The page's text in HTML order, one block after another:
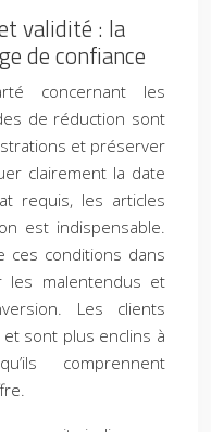
validité : la
de confiance
concernant les
de réduction sont
et préserver
clairement la date
requis, les articles
est indispensable.
ces conditions dans
les malentendus et
Les clients
sont plus enclins à
comprennent